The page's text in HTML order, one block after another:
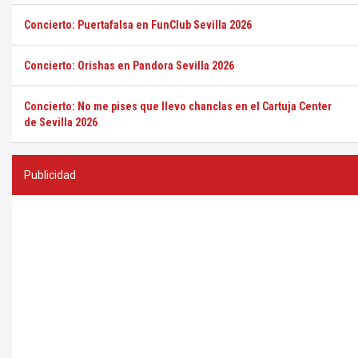
Concierto: Puertafalsa en FunClub Sevilla 2026
Concierto: Orishas en Pandora Sevilla 2026
Concierto: No me pises que llevo chanclas en el Cartuja Center
de Sevilla 2026
Publicidad